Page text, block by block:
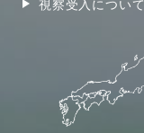
視察受入について